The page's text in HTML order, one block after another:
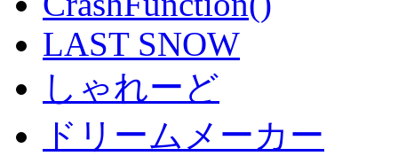
LAST SNOW
しゃれーど
ドリームメーカー